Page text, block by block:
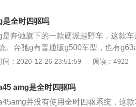
轴距为2980毫米。途昂的低功率版
的最大扭矩，这款发动机的最大功率
为1500到4000转每分钟。高功率版
的最大扭矩，这款发动机的最大功率
速为1500到4400转每分钟。2.5升涡
转每分钟。与这三款发动机匹配的是
弗逊独立悬架，后悬架使用了多连杆
是全时四驱吗
是奔驰旗下的一款硬派越野车，这款
。奔驰g有普通版g500车型，也有
都是4.0升双涡轮增压v8发动机。搭载
式差速器，因为这款车有三个差速锁
传动轴上。将三个差速锁都打开之后，
间：2020-12-26 23:51:59 阅读：4922
amg是全时四驱吗
并没有使用全时四驱系统，这